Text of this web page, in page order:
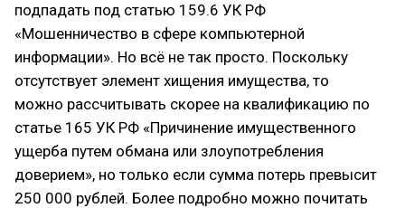
подпадать под статью 159.6 УК РФ
«Мошенничество в сфере компьютерной
информации». Но всё не так просто. Поскольку
отсутствует элемент хищения имущества, то
можно рассчитывать скорее на квалификацию по
статье 165 УК РФ «Причинение имущественного
ущерба путем обмана или злоупотребления
доверием», но только если сумма потерь превысит
250 000 рублей. Более подробно можно почитать